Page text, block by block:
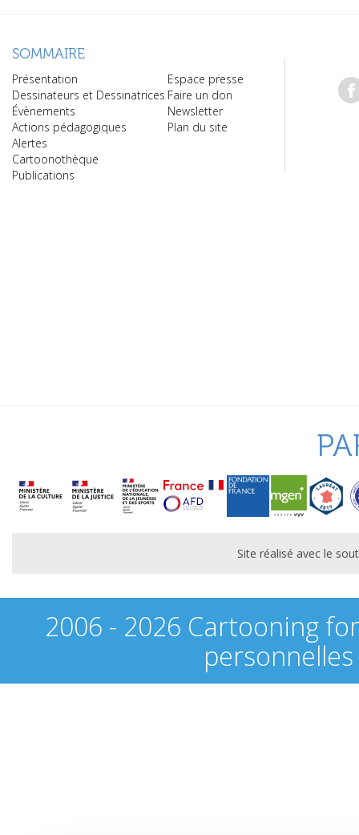
SOMMAIRE
Présentation
Dessinateurs et Dessinatrices
Évènements
Actions pédagogiques
Alertes
Cartoonothèque
Publications
Espace presse
Faire un don
Newsletter
Plan du site
Site réalisé avec le
2006 - 2026 Cartooning
personnelles